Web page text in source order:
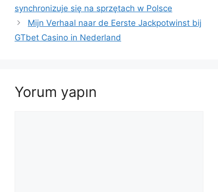
synchronizuje się na sprzętach w Polsce
Mijn Verhaal naar de Eerste Jackpotwinst bij
GTbet Casino in Nederland
Yorum yapın